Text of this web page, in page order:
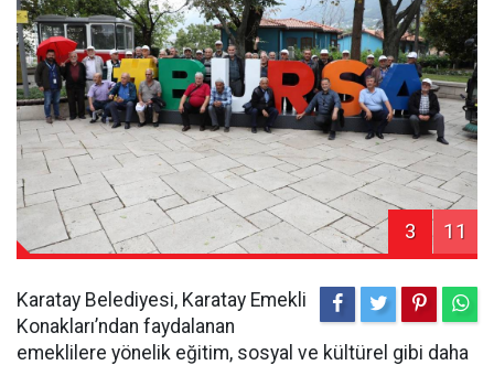
3 11
Karatay Belediyesi, Karatay Emekli
Konakları’ndan faydalanan
emeklilere yönelik eğitim, sosyal ve kültürel gibi daha